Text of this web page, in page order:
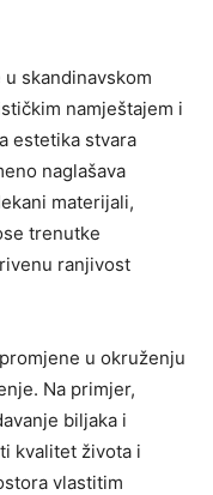
skandinavskom
namještajem i
estetika stvara
naglašava
materijali,
trenutke
ranjivost
u okruženju
Na primjer,
biljaka i
kvalitet života i
vlastitim